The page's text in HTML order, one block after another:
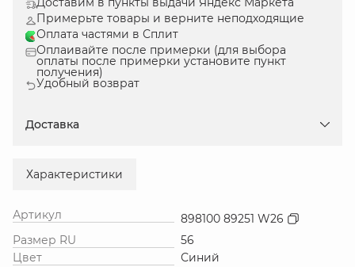
Примерьте товары и верните неподходящие
Оплата частями в Сплит
Оплаивайте после примерки (для выбора
оплаты после примерки установите пункт
получения)
Удобный возврат
Доставка
Характеристики
Артикул
898100 89251 W26
Размер RU
56
Цвет
Синий